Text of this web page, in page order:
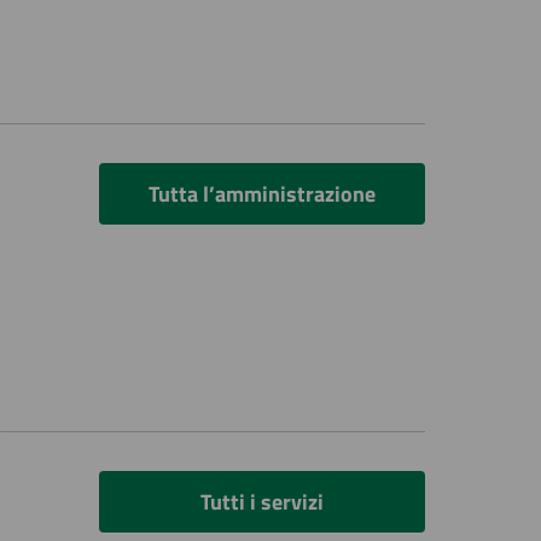
Tutta l’amministrazione
Tutti i servizi